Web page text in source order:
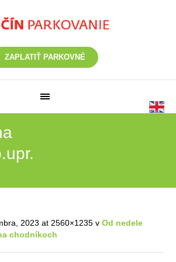
ZAPLATIŤ PARKOVNÉ
2023 at 2560×1235 v Od nedele
chodníkoch